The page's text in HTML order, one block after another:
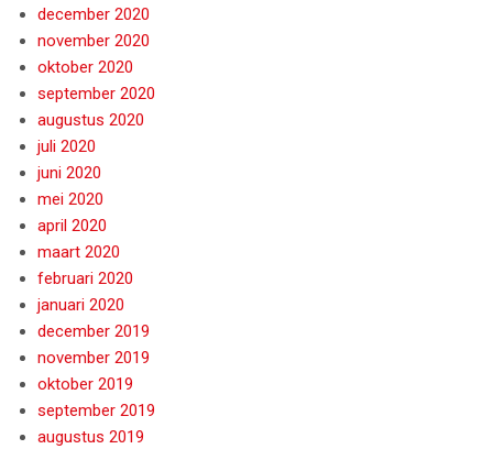
december 2020
november 2020
oktober 2020
september 2020
augustus 2020
juli 2020
juni 2020
mei 2020
april 2020
maart 2020
februari 2020
januari 2020
december 2019
november 2019
oktober 2019
september 2019
augustus 2019